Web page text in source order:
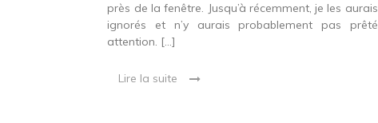
près de la fenêtre. Jusqu’à récemment, je les aurais
ignorés et n’y aurais probablement pas prêté
attention. […]
Lire la suite